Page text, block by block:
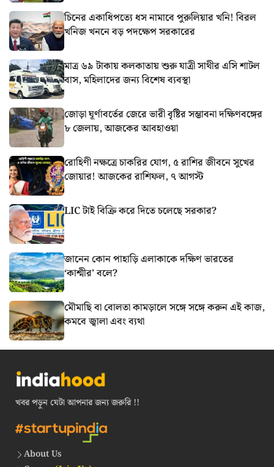
চিনের একাধিপত্যে ধস নামাবে পুরুলিয়ার খনি! বিরল
খনিজ খননে বড় পদক্ষেপ সরকারের
মাত্র ৬৯ টাকায় কলকাতায় শুরু যাত্রী সাথীর এসি শাটল
বাস, মহিলাদের জন্য বিশেষ ব্যবস্থা
জোড়া ঘূর্ণাবর্তের জেরে ভারী বৃষ্টির সম্ভাবনা দক্ষিণবঙ্গের
৮ জেলায়, আজকের আবহাওয়া
রোহিণী নক্ষত্রে চাকরির যোগ, ৫ রাশির জীবনে সুখের
জোয়ার! আজকের রাশিফল, ৭ আগস্ট
LIC টাই বিক্রি করে দিতে চলেছে সরকার?
জানেন কোন পাহাড়ি এলাকাকে দক্ষিণ ভারতের
‘কাশ্মীর’ বলে?
মৌমাছি বা বোলতা কামড়ালে সঙ্গে সঙ্গে করুন এই কাজ,
কমবে জ্বালা এবং ব্যথা
খবর পড়ুন যেটা আপনার জন্য জরুরি !!
About Us